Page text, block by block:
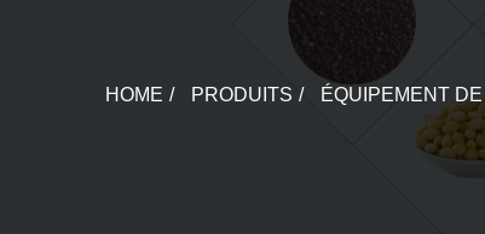
HOME PRODUITS ÉQUIPEMENT